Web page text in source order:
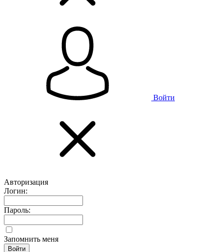
Войти
Авторизация
Логин:
Пароль:
Запомнить меня